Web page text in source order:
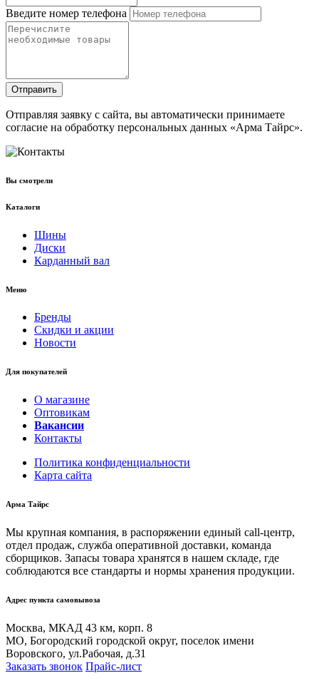
Введите номер телефона
Отправить
Отправляя заявку с сайта, вы автоматически принимаете
согласие на обработку персональных данных «Арма Тайрс».
Вы смотрели
Каталоги
Шины
Диски
Карданный вал
Меню
Бренды
Скидки и акции
Новости
Для покупателей
О магазине
Оптовикам
Вакансии
Контакты
Политика конфиденциальности
Карта сайта
Арма Тайрс
Мы крупная компания, в распоряжении единый call-центр,
отдел продаж, служба оперативной доставки, команда
сборщиков. Запасы товара хранятся в нашем складе, где
соблюдаются все стандарты и нормы хранения продукции.
Адрес пункта самовывоза
Москва, МКАД 43 км, корп. 8
МО, Богородский городской округ, поселок имени
Воровского, ул.Рабочая, д.31
Заказать звонок Прайс-лист